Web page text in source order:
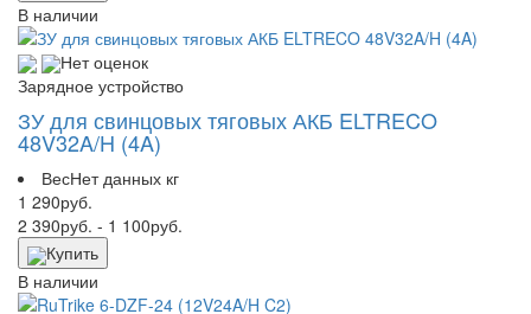
В наличии
Нет оценок
Зарядное устройство
ЗУ для свинцовых тяговых АКБ ELTRECO
48V32A/H (4A)
ВесНет данных кг
1 290руб.
2 390руб. - 1 100руб.
Купить
В наличии